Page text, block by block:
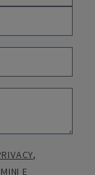
,
E